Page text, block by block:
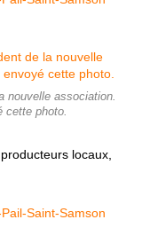
nouvelle association.
cette photo.
locaux,